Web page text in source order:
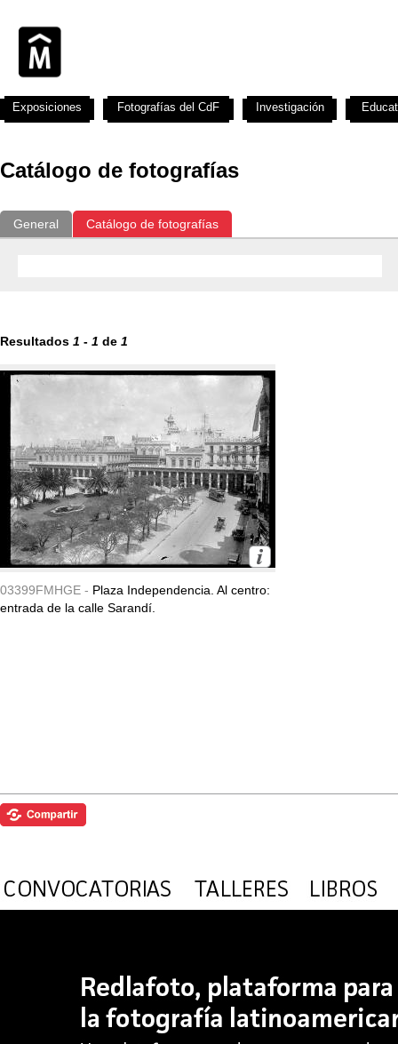
Catálogo de fotografías
General Catálogo de fotografías
Resultados 1 - 1 de 1
03399FMHGE - Plaza Independencia. Al centro:
entrada de la calle Sarandí.
Exposiciones Fotografías del CdF Investigación